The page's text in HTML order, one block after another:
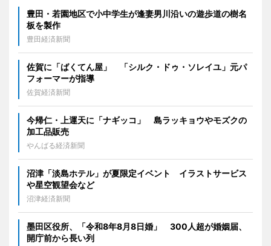
豊田・若園地区で小中学生が逢妻男川沿いの遊歩道の樹名
板を製作
豊田経済新聞
佐賀に「ばくてん屋」 「シルク・ドゥ・ソレイユ」元パ
フォーマーが指導
佐賀経済新聞
今帰仁・上運天に「ナギッコ」 島ラッキョウやモズクの
加工品販売
やんばる経済新聞
沼津「淡島ホテル」が夏限定イベント イラストサービス
や星空観望会など
沼津経済新聞
墨田区役所、「令和8年8月8日婚」 300人超が婚姻届、
開庁前から長い列